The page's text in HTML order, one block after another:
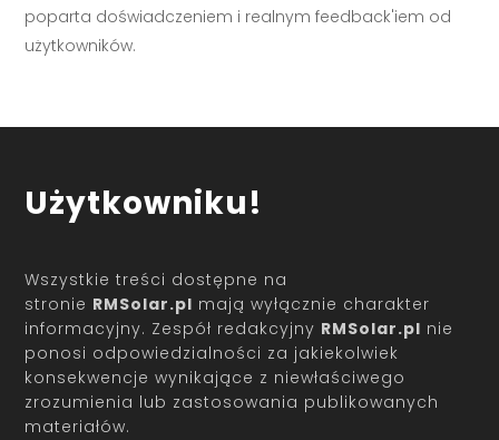
poparta doświadczeniem i realnym feedback'iem od
użytkowników.
Użytkowniku!
Wszystkie treści dostępne na
stronie RMSolar.pl mają wyłącznie charakter
informacyjny. Zespół redakcyjny RMSolar.pl nie
ponosi odpowiedzialności za jakiekolwiek
konsekwencje wynikające z niewłaściwego
zrozumienia lub zastosowania publikowanych
materiałów.